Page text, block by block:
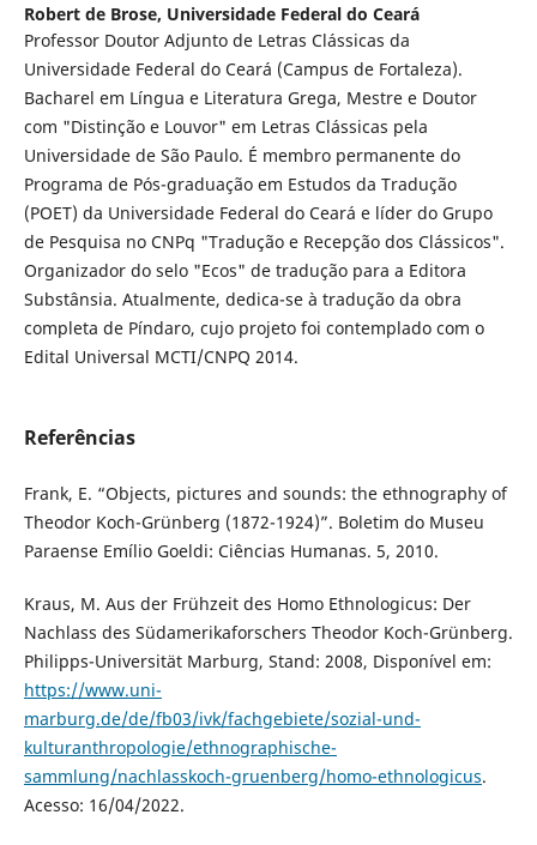
Robert de Brose, Universidade Federal do Ceará
Professor Doutor Adjunto de Letras Clássicas da
Universidade Federal do Ceará (Campus de Fortaleza).
Bacharel em Língua e Literatura Grega, Mestre e Doutor
com "Distinção e Louvor" em Letras Clássicas pela
Universidade de São Paulo. É membro permanente do
Programa de Pós-graduação em Estudos da Tradução
(POET) da Universidade Federal do Ceará e líder do Grupo
de Pesquisa no CNPq "Tradução e Recepção dos Clássicos".
Organizador do selo "Ecos" de tradução para a Editora
Substânsia. Atualmente, dedica-se à tradução da obra
completa de Píndaro, cujo projeto foi contemplado com o
Edital Universal MCTI/CNPQ 2014.
Referências
Frank, E. “Objects, pictures and sounds: the ethnography of
Theodor Koch-Grünberg (1872-1924)”. Boletim do Museu
Paraense Emílio Goeldi: Ciências Humanas. 5, 2010.
Kraus, M. Aus der Frühzeit des Homo Ethnologicus: Der
Nachlass des Südamerikaforschers Theodor Koch-Grünberg.
Philipps-Universität Marburg, Stand: 2008, Disponível em:
https://www.uni-
marburg.de/de/fb03/ivk/fachgebiete/sozial-und-
kulturanthropologie/ethnographische-
sammlung/nachlasskoch-gruenberg/homo-ethnologicus.
Acesso: 16/04/2022.